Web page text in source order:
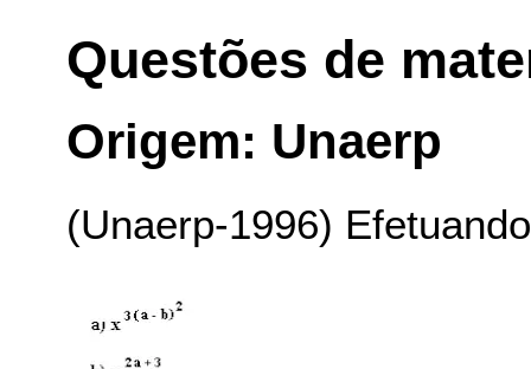
Questões de
Origem: Unaerp
(Unaerp-1996)